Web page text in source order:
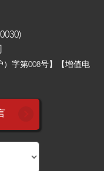
）字第008号】【增值电